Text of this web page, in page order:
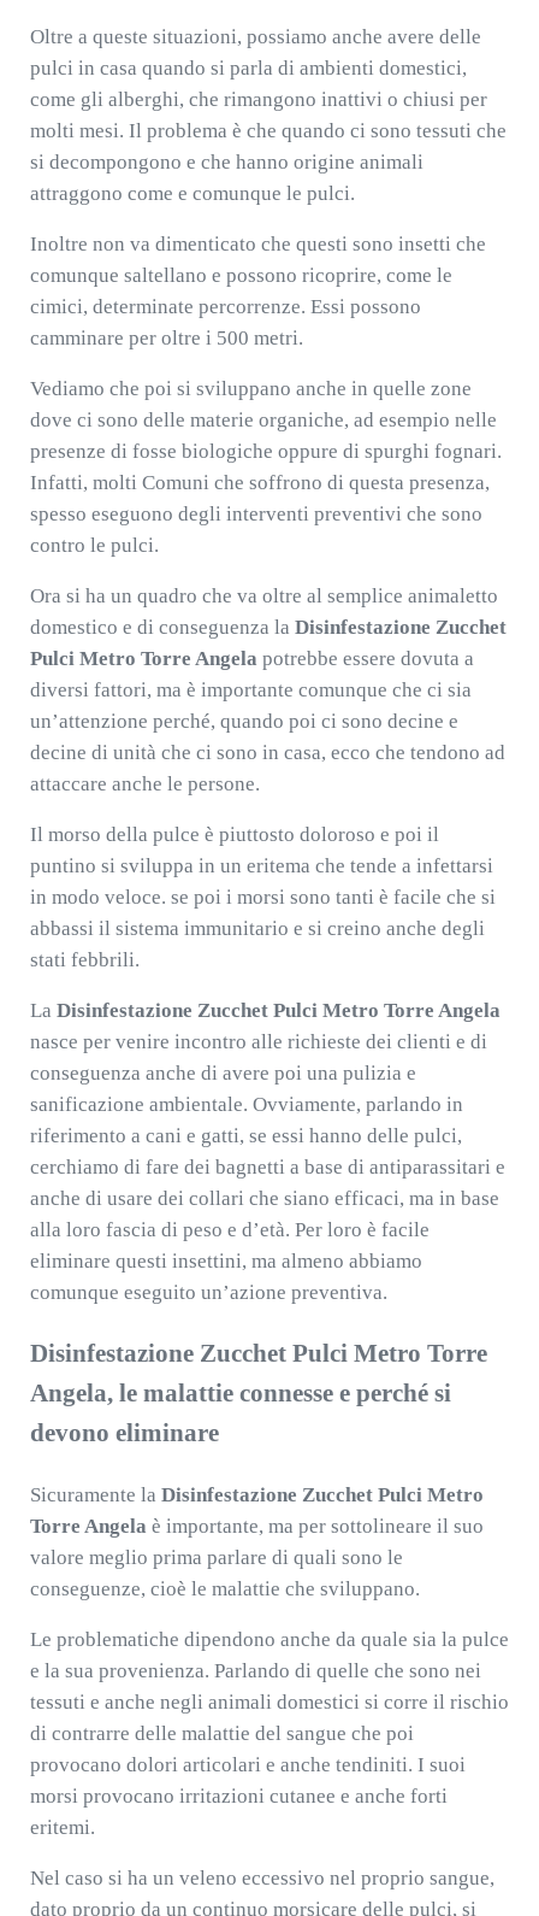
Oltre a queste situazioni, possiamo anche avere delle
pulci in casa quando si parla di ambienti domestici,
come gli alberghi, che rimangono inattivi o chiusi per
molti mesi. Il problema è che quando ci sono tessuti che
si decompongono e che hanno origine animali
attraggono come e comunque le pulci.
Inoltre non va dimenticato che questi sono insetti che
comunque saltellano e possono ricoprire, come le
cimici, determinate percorrenze. Essi possono
camminare per oltre i 500 metri.
Vediamo che poi si sviluppano anche in quelle zone
dove ci sono delle materie organiche, ad esempio nelle
presenze di fosse biologiche oppure di spurghi fognari.
Infatti, molti Comuni che soffrono di questa presenza,
spesso eseguono degli interventi preventivi che sono
contro le pulci.
Ora si ha un quadro che va oltre al semplice animaletto
domestico e di conseguenza la Disinfestazione Zucchet
Pulci Metro Torre Angela potrebbe essere dovuta a
diversi fattori, ma è importante comunque che ci sia
un’attenzione perché, quando poi ci sono decine e
decine di unità che ci sono in casa, ecco che tendono ad
attaccare anche le persone.
Il morso della pulce è piuttosto doloroso e poi il
puntino si sviluppa in un eritema che tende a infettarsi
in modo veloce. se poi i morsi sono tanti è facile che si
abbassi il sistema immunitario e si creino anche degli
stati febbrili.
La Disinfestazione Zucchet Pulci Metro Torre Angela
nasce per venire incontro alle richieste dei clienti e di
conseguenza anche di avere poi una pulizia e
sanificazione ambientale. Ovviamente, parlando in
riferimento a cani e gatti, se essi hanno delle pulci,
cerchiamo di fare dei bagnetti a base di antiparassitari e
anche di usare dei collari che siano efficaci, ma in base
alla loro fascia di peso e d’età. Per loro è facile
eliminare questi insettini, ma almeno abbiamo
comunque eseguito un’azione preventiva.
Disinfestazione Zucchet Pulci Metro Torre
Angela, le malattie connesse e perché si
devono eliminare
Sicuramente la Disinfestazione Zucchet Pulci Metro
Torre Angela è importante, ma per sottolineare il suo
valore meglio prima parlare di quali sono le
conseguenze, cioè le malattie che sviluppano.
Le problematiche dipendono anche da quale sia la pulce
e la sua provenienza. Parlando di quelle che sono nei
tessuti e anche negli animali domestici si corre il rischio
di contrarre delle malattie del sangue che poi
provocano dolori articolari e anche tendiniti. I suoi
morsi provocano irritazioni cutanee e anche forti
eritemi.
Nel caso si ha un veleno eccessivo nel proprio sangue,
dato proprio da un continuo morsicare delle pulci, si